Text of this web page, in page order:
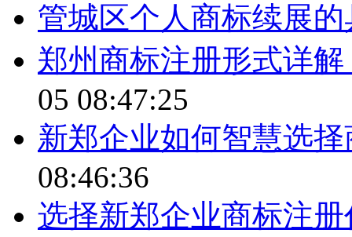
管城区个人商标续展
郑州商标注册形式详
05 08:47:25
新郑企业如何智慧选
08:46:36
选择新郑企业商标注